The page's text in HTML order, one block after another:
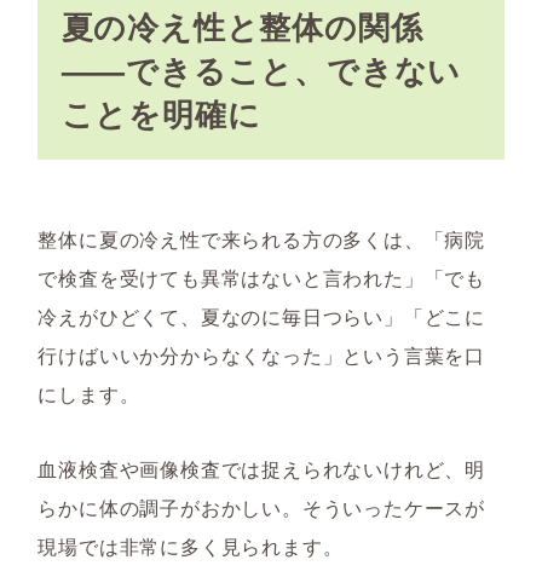
夏の冷え性と整体の関係
——できること、できない
ことを明確に
整体に夏の冷え性で来られる方の多くは、「病院
で検査を受けても異常はないと言われた」「でも
冷えがひどくて、夏なのに毎日つらい」「どこに
行けばいいか分からなくなった」という言葉を口
にします。
血液検査や画像検査では捉えられないけれど、明
らかに体の調子がおかしい。そういったケースが
現場では非常に多く見られます。